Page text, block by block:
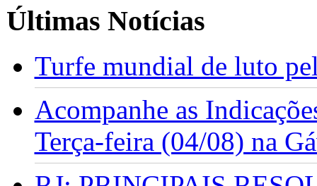
Últimas Notícias
Turfe mundial de luto
Acompanhe as
Terça-feira (04/08) na